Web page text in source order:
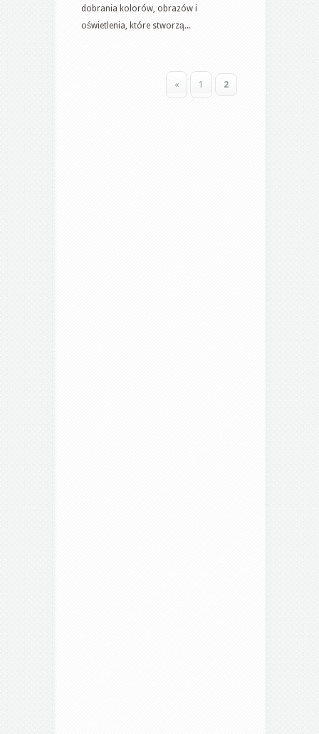
i
lampa
sypialni
dobrania kolorów, obrazów i
oświetlenia, które stworzą...
« 1 2